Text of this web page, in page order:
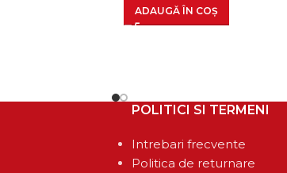
ADAUGĂ ÎN COȘ
POLITICI SI TERMENI
Intrebari frecvente
Politica de returnare